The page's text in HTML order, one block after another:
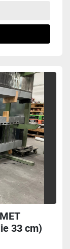
33 cm)